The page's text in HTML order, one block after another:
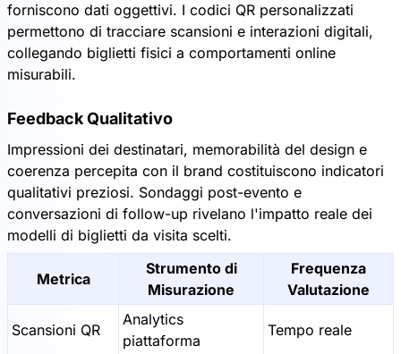
forniscono dati oggettivi. I codici QR personalizzati
permettono di tracciare scansioni e interazioni digitali,
collegando biglietti fisici a comportamenti online
misurabili.
Feedback Qualitativo
Impressioni dei destinatari, memorabilità del design e
coerenza percepita con il brand costituiscono indicatori
qualitativi preziosi. Sondaggi post-evento e
conversazioni di follow-up rivelano l'impatto reale dei
modelli di biglietti da visita scelti.
Metrica
Strumento di
Misurazione
Frequenza
Valutazione
Scansioni QR
Analytics
piattaforma
Tempo reale